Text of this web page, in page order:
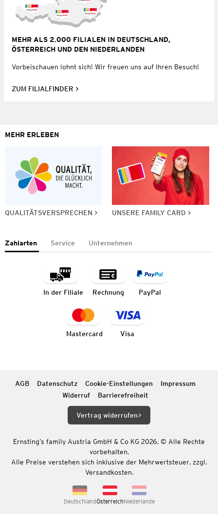
MEHR ALS 2.000 FILIALEN IN DEUTSCHLAND,
ÖSTERREICH UND DEN NIEDERLANDEN
Vorbeischauen lohnt sich! Wir freuen uns auf Ihren Besuch!
ZUM FILIALFINDER
MEHR ERLEBEN
QUALITÄTSVERSPRECHEN UNSERE FAMILY CARD
Zahlarten Service Unternehmen
In der Filiale Rechnung PayPal
Mastercard Visa
AGB Datenschutz Cookie-Einstellungen
Impressum
Widerruf
Barrierefreiheit
Vertrag widerrufen
Ernsting’s family Austria GmbH & Co KG 2026. © Alle Rechte
vorbehalten.
Alle Preise verstehen sich inklusive der Mehrwertsteuer, zzgl.
Versandkosten.
DeutschlandÖsterreichNiederlande